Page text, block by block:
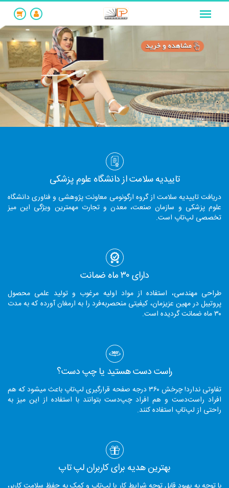
تاییدیه سلامت از دانشگاه علوم پزشکی
دریافت تاییدیه سلامت از گروه ارگونومی معاونت پژوهشی و فناوری دانشگاه
علوم پزشکی و سازمان صنعت، معدن و تجارت مهمترین ویژگی این میز
تخصصی لپ‌تاپ است.
دارای ۳۰ ماه ضمانت
طراحی مهندسی، استفاده از مواد اولیه مرغوب و تولید علمی محصول
پروتیبل در مهین عزیزمان، کیفیتی منحصربه‌فرد را به ارمغان آورده که به مدت
۳۰ ماه ضمانت گردیده است.
راست دست هستید یا چپ دست؟
تفاوتی ندارد! چرخش ۳۶۰ درجه صفحه قرارگیری لپ‌تاپ باعث میشود که هم
افراد راست‌دست و هم افراد چپ‌دست بتوانند با استفاده از این میز به
راحتی از لپ‌تاپ استفاده کنند.
بهترین هدیه برای کاربران لپ تاپ